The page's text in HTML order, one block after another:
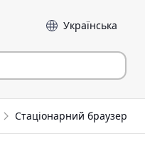
Мова
Стаціонарний браузер